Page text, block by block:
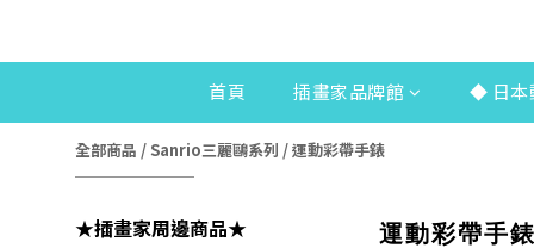
首頁 插畫家品牌館 ◆ 日本
全部商品 / Sanrio三麗鷗系列 /運動彩帶手錶
★插畫家周邊商品★
運動彩帶手錶